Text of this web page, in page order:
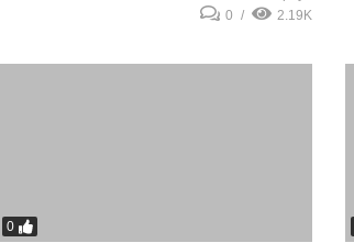
2.19K
0
0